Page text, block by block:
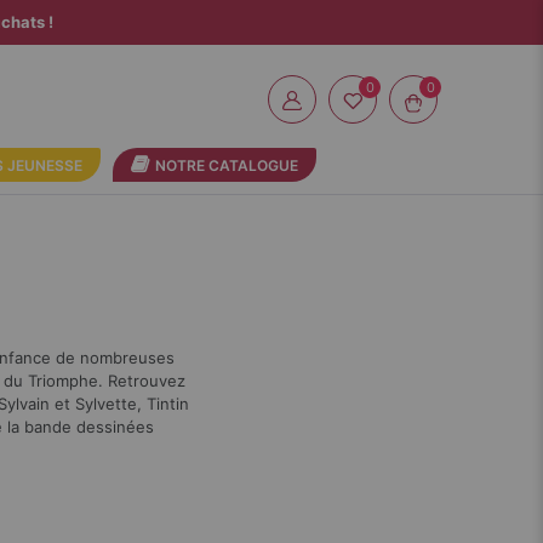
!
0
JEUNESSE NOTRE CATALOGUE
de nombreuses
Triomphe. Retrouvez
et Sylvette, Tintin
la bande dessinées